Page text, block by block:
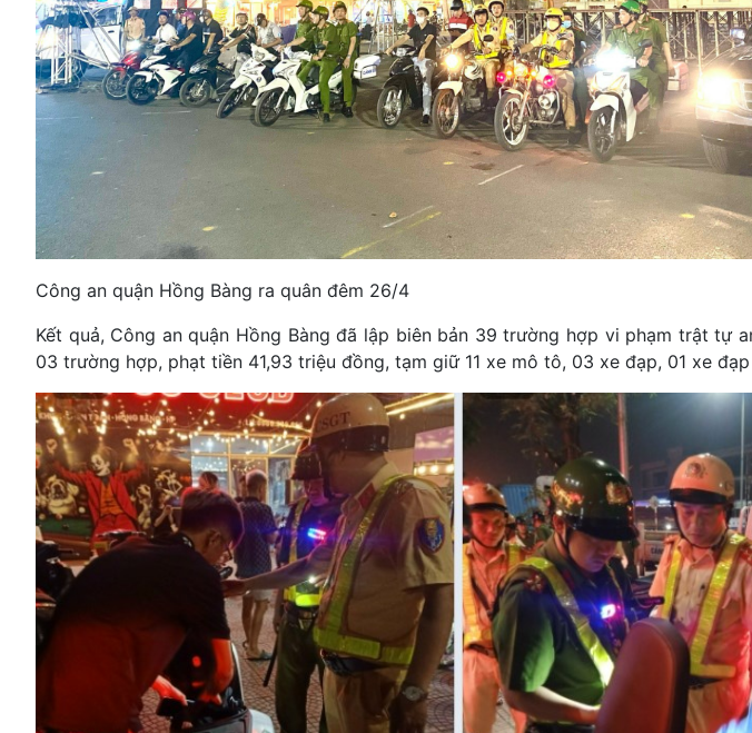
Công an quận Hồng Bàng ra quân đêm 26/4
Kết quả, Công an quận Hồng Bàng đã lập biên bản 39 trường hợp vi phạm trật tự
03 trường hợp, phạt tiền 41,93 triệu đồng, tạm giữ 11 xe mô tô, 03 xe đạp, 01 xe